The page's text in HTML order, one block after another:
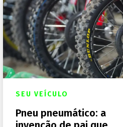
SEU VEÍCULO
Pneu pneumático: a